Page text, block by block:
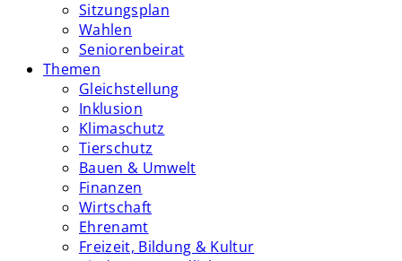
Sitzungsplan
Wahlen
Seniorenbeirat
Themen
Gleichstellung
Inklusion
Klimaschutz
Tierschutz
Bauen & Umwelt
Finanzen
Wirtschaft
Ehrenamt
Freizeit, Bildung & Kultur